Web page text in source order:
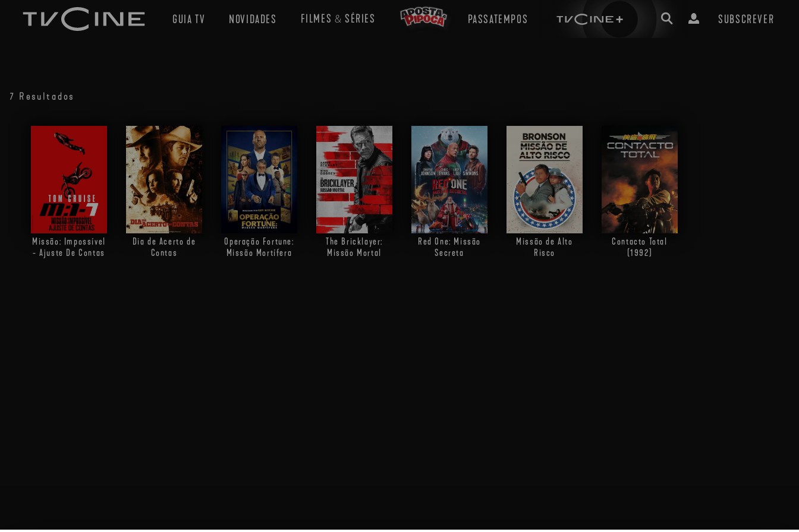
GUIA TV NOVIDADES FILMES & SÉRIES PASSATEMPOS SUBSCREVER
7 Resultados
Missão: Impossível
- Ajuste De Contas
Dia de Acerto de
Contas
Operação Fortune:
Missão Mortífera
The Bricklayer:
Missão Mortal
Red One: Missão
Secreta
Missão de Alto
Risco
Contacto Total
(1992)